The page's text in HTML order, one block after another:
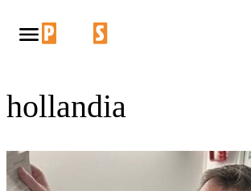
hollandia